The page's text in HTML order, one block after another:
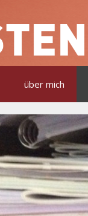
über mich